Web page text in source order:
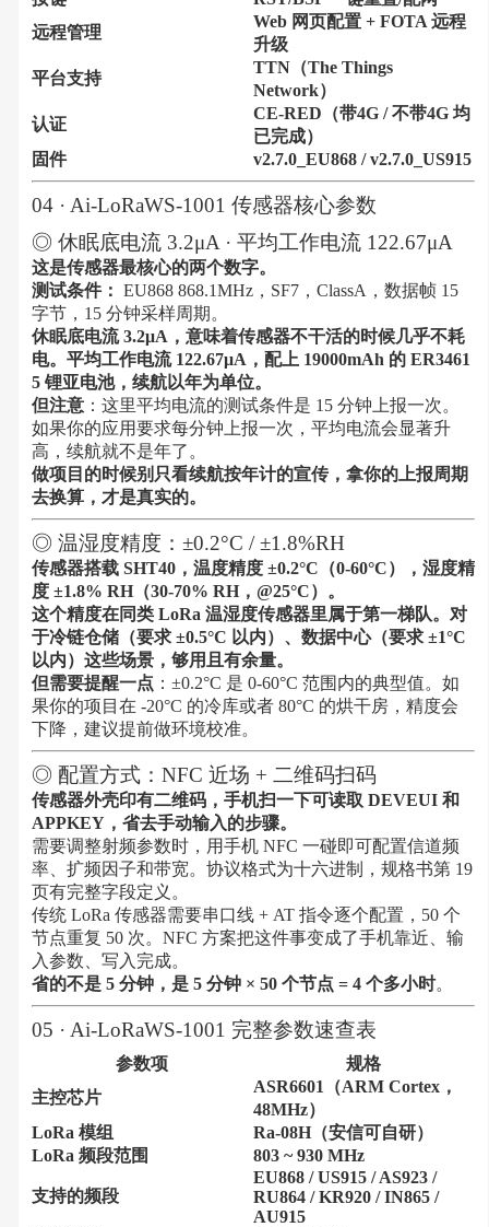
远程管理
Web 网页配置 + FOTA 远程
升级
平台支持
TTN（The Things
Network）
认证
CE-RED（带4G / 不带4G 均
已完成）
固件
v2.7.0_EU868 / v2.7.0_US915
04 · Ai-LoRaWS-1001 传感器核心参数
◎ 休眠底电流 3.2μA · 平均工作电流 122.67μA
这是传感器最核心的两个数字。
测试条件： EU868 868.1MHz，SF7，ClassA，数据帧 15
字节，15 分钟采样周期。
休眠底电流 3.2μA，意味着传感器不干活的时候几乎不耗
电。平均工作电流 122.67μA，配上 19000mAh 的 ER3461
5 锂亚电池，续航以年为单位。
但注意：这里平均电流的测试条件是 15 分钟上报一次。
如果你的应用要求每分钟上报一次，平均电流会显著升
高，续航就不是年了。
做项目的时候别只看续航按年计的宣传，拿你的上报周期
去换算，才是真实的。
◎ 温湿度精度：±0.2°C / ±1.8%RH
传感器搭载 SHT40，温度精度 ±0.2°C（0-60°C），湿度精
度 ±1.8% RH（30-70% RH，@25°C）。
这个精度在同类 LoRa 温湿度传感器里属于第一梯队。对
于冷链仓储（要求 ±0.5°C 以内）、数据中心（要求 ±1°C
以内）这些场景，够用且有余量。
但需要提醒一点 ：±0.2°C 是 0-60°C 范围内的典型值。如
果你的项目在 -20°C 的冷库或者 80°C 的烘干房，精度会
下降，建议提前做环境校准。
◎ 配置方式：NFC 近场 + 二维码扫码
传感器外壳印有二维码，手机扫一下可读取 DEVEUI 和
APPKEY，省去手动输入的步骤。
需要调整射频参数时，用手机 NFC 一碰即可配置信道频
率、扩频因子和带宽。协议格式为十六进制，规格书第 19
页有完整字段定义。
传统 LoRa 传感器需要串口线 + AT 指令逐个配置，50 个
节点重复 50 次。NFC 方案把这件事变成了手机靠近、输
入参数、写入完成。
省的不是 5 分钟，是 5 分钟 × 50 个节点 = 4 个多小时。
05 · Ai-LoRaWS-1001 完整参数速查表
参数项
规格
主控芯片
ASR6601（ARM Cortex，
48MHz）
LoRa 模组
Ra-08H（安信可自研）
LoRa 频段范围
803 ~ 930 MHz
支持的频段
EU868 / US915 / AS923 /
RU864 / KR920 / IN865 /
AU915